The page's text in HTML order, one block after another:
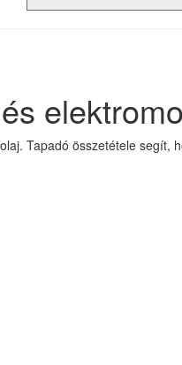
Tapadó összetétele segít,